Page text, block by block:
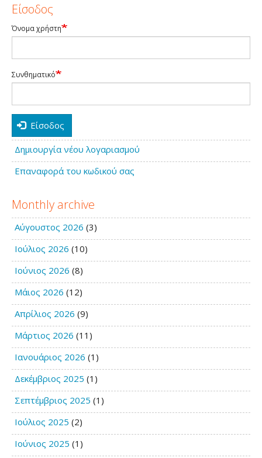
Είσοδος
Όνομα χρήστη
Συνθηματικό
Είσοδος
Δημιουργία νέου λογαριασμού
Επαναφορά του κωδικού σας
Monthly archive
Αύγουστος 2026 (3)
Ιούλιος 2026 (10)
Ιούνιος 2026 (8)
Μάιος 2026 (12)
Απρίλιος 2026 (9)
Μάρτιος 2026 (11)
Ιανουάριος 2026 (1)
Δεκέμβριος 2025 (1)
Σεπτέμβριος 2025 (1)
Ιούλιος 2025 (2)
Ιούνιος 2025 (1)